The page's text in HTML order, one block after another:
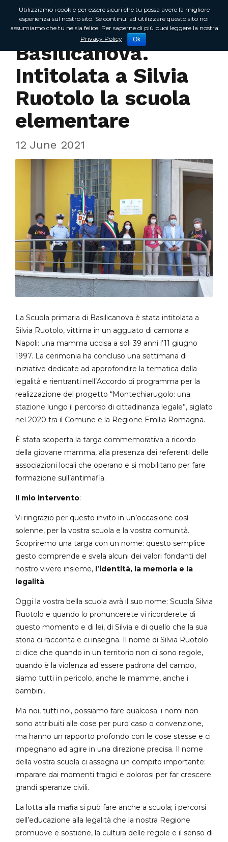
Incontri sul territorio
Basilicanova.
Intitolata a Silvia
Ruotolo la scuola
elementare
12 June 2021
La Scuola primaria di Basilicanova è stata intitolata a
Silvia Ruotolo, vittima in un agguato di camorra a
Napoli: una mamma uccisa a soli 39 anni l’11 giugno
1997. La cerimonia ha concluso una settimana di
iniziative dedicate ad approfondire la tematica della
legalità e rientranti nell’Accordo di programma per la
realizzazione del progetto “Montechiarugolo: una
stazione lungo il percorso di cittadinanza legale”, siglato
nel 2020 tra il Comune e la Regione Emilia Romagna.
È stata scoperta la targa commemorativa a ricordo
della giovane mamma, alla presenza dei referenti delle
associazioni locali che operano e si mobilitano per fare
formazione sull’antimafia.
Il mio intervento:
Vi ringrazio per questo invito in un’occasione così
solenne, per la vostra scuola e la vostra comunità.
Scopriremo una targa con un nome: questo semplice
gesto comprende e svela alcuni dei valori fondanti del
nostro vivere insieme, l’identità, la memoria e la
legalità.
Oggi la vostra bella scuola avrà il suo nome: Scuola Silvia
Ruotolo e quando lo pronuncerete vi ricorderete di
questo momento e di lei, di Silvia e di quello che la sua
storia ci racconta e ci insegna. Il nome di Silvia Ruotolo
ci dice che quando in un territorio non ci sono regole,
quando è la violenza ad essere padrona del campo,
siamo tutti in pericolo, anche le mamme, anche i
bambini.
Ma noi, tutti noi, possiamo fare qualcosa: i nomi non
sono attribuiti alle cose per puro caso o convenzione,
ma hanno un rapporto profondo con le cose stesse e ci
impegnano ad agire in una direzione precisa. Il nome
della vostra scuola ci assegna un compito importante:
imparare dai momenti tragici e dolorosi per far crescere
grandi speranze civili.
La lotta alla mafia si può fare anche a scuola; i percorsi
dell’educazione alla legalità che la nostra Regione
promuove e sostiene, la cultura delle regole e il senso di
Utilizziamo i cookie per essere sicuri che tu possa avere la migliore
esperienza sul nostro sito. Se continui ad utilizzare questo sito noi
assumiamo che tu ne sia felice. Per saperne di più puoi leggere la nostra
Privacy Policy
Ok